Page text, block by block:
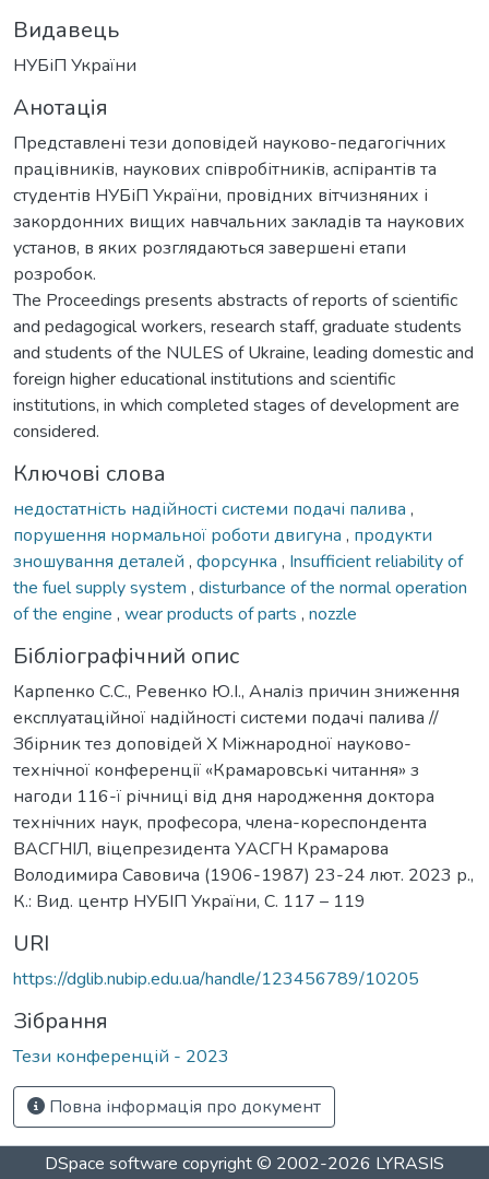
Видавець
НУБіП України
Анотація
Представлені тези доповідей науково-педагогічних
працівників, наукових співробітників, аспірантів та
студентів НУБіП України, провідних вітчизняних і
закордонних вищих навчальних закладів та наукових
установ, в яких розглядаються завершені етапи
розробок.
The Proceedings presents abstracts of reports of scientific
and pedagogical workers, research staff, graduate students
and students of the NULES of Ukraine, leading domestic and
foreign higher educational institutions and scientific
institutions, in which completed stages of development are
considered.
Ключові слова
недостатність надійності системи подачі палива ,
порушення нормальної роботи двигуна , продукти
зношування деталей , форсунка , Insufficient reliability of
the fuel supply system , disturbance of the normal operation
of the engine , wear products of parts , nozzle
Бібліографічний опис
Карпенко С.С., Ревенко Ю.І., Аналіз причин зниження
експлуатаційної надійності системи подачі палива //
Збірник тез доповідей Х Міжнародної науково-
технічної конференції «Крамаровські читання» з
нагоди 116-ї річниці від дня народження доктора
технічних наук, професора, члена-кореспондента
ВАСГНІЛ, віцепрезидента УАСГН Крамарова
Володимира Савовича (1906-1987) 23-24 лют. 2023 р.,
К.: Вид. центр НУБІП України, С. 117 – 119
URI
https://dglib.nubip.edu.ua/handle/123456789/10205
Зібрання
Тези конференцій - 2023
Повна інформація про документ
DSpace software copyright © 2002-2026 LYRASIS